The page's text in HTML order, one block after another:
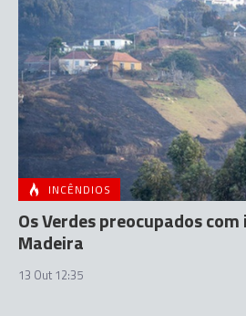
INCÊNDIOS
Os Verdes preocupados
Madeira
13 Out 12:35